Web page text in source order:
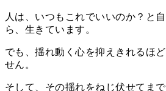
人は、いつもこれでいいのか？と
ら、生きています。
でも、揺れ動く心を抑えきれるほ
せん。
そして、その揺れをねじ伏せてま